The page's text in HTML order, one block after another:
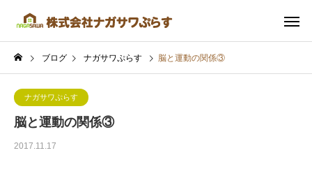
ブログ ナガサワぷらす 脳と運動の関係③
ナガサワぷらす
脳と運動の関係③
2017.11.17